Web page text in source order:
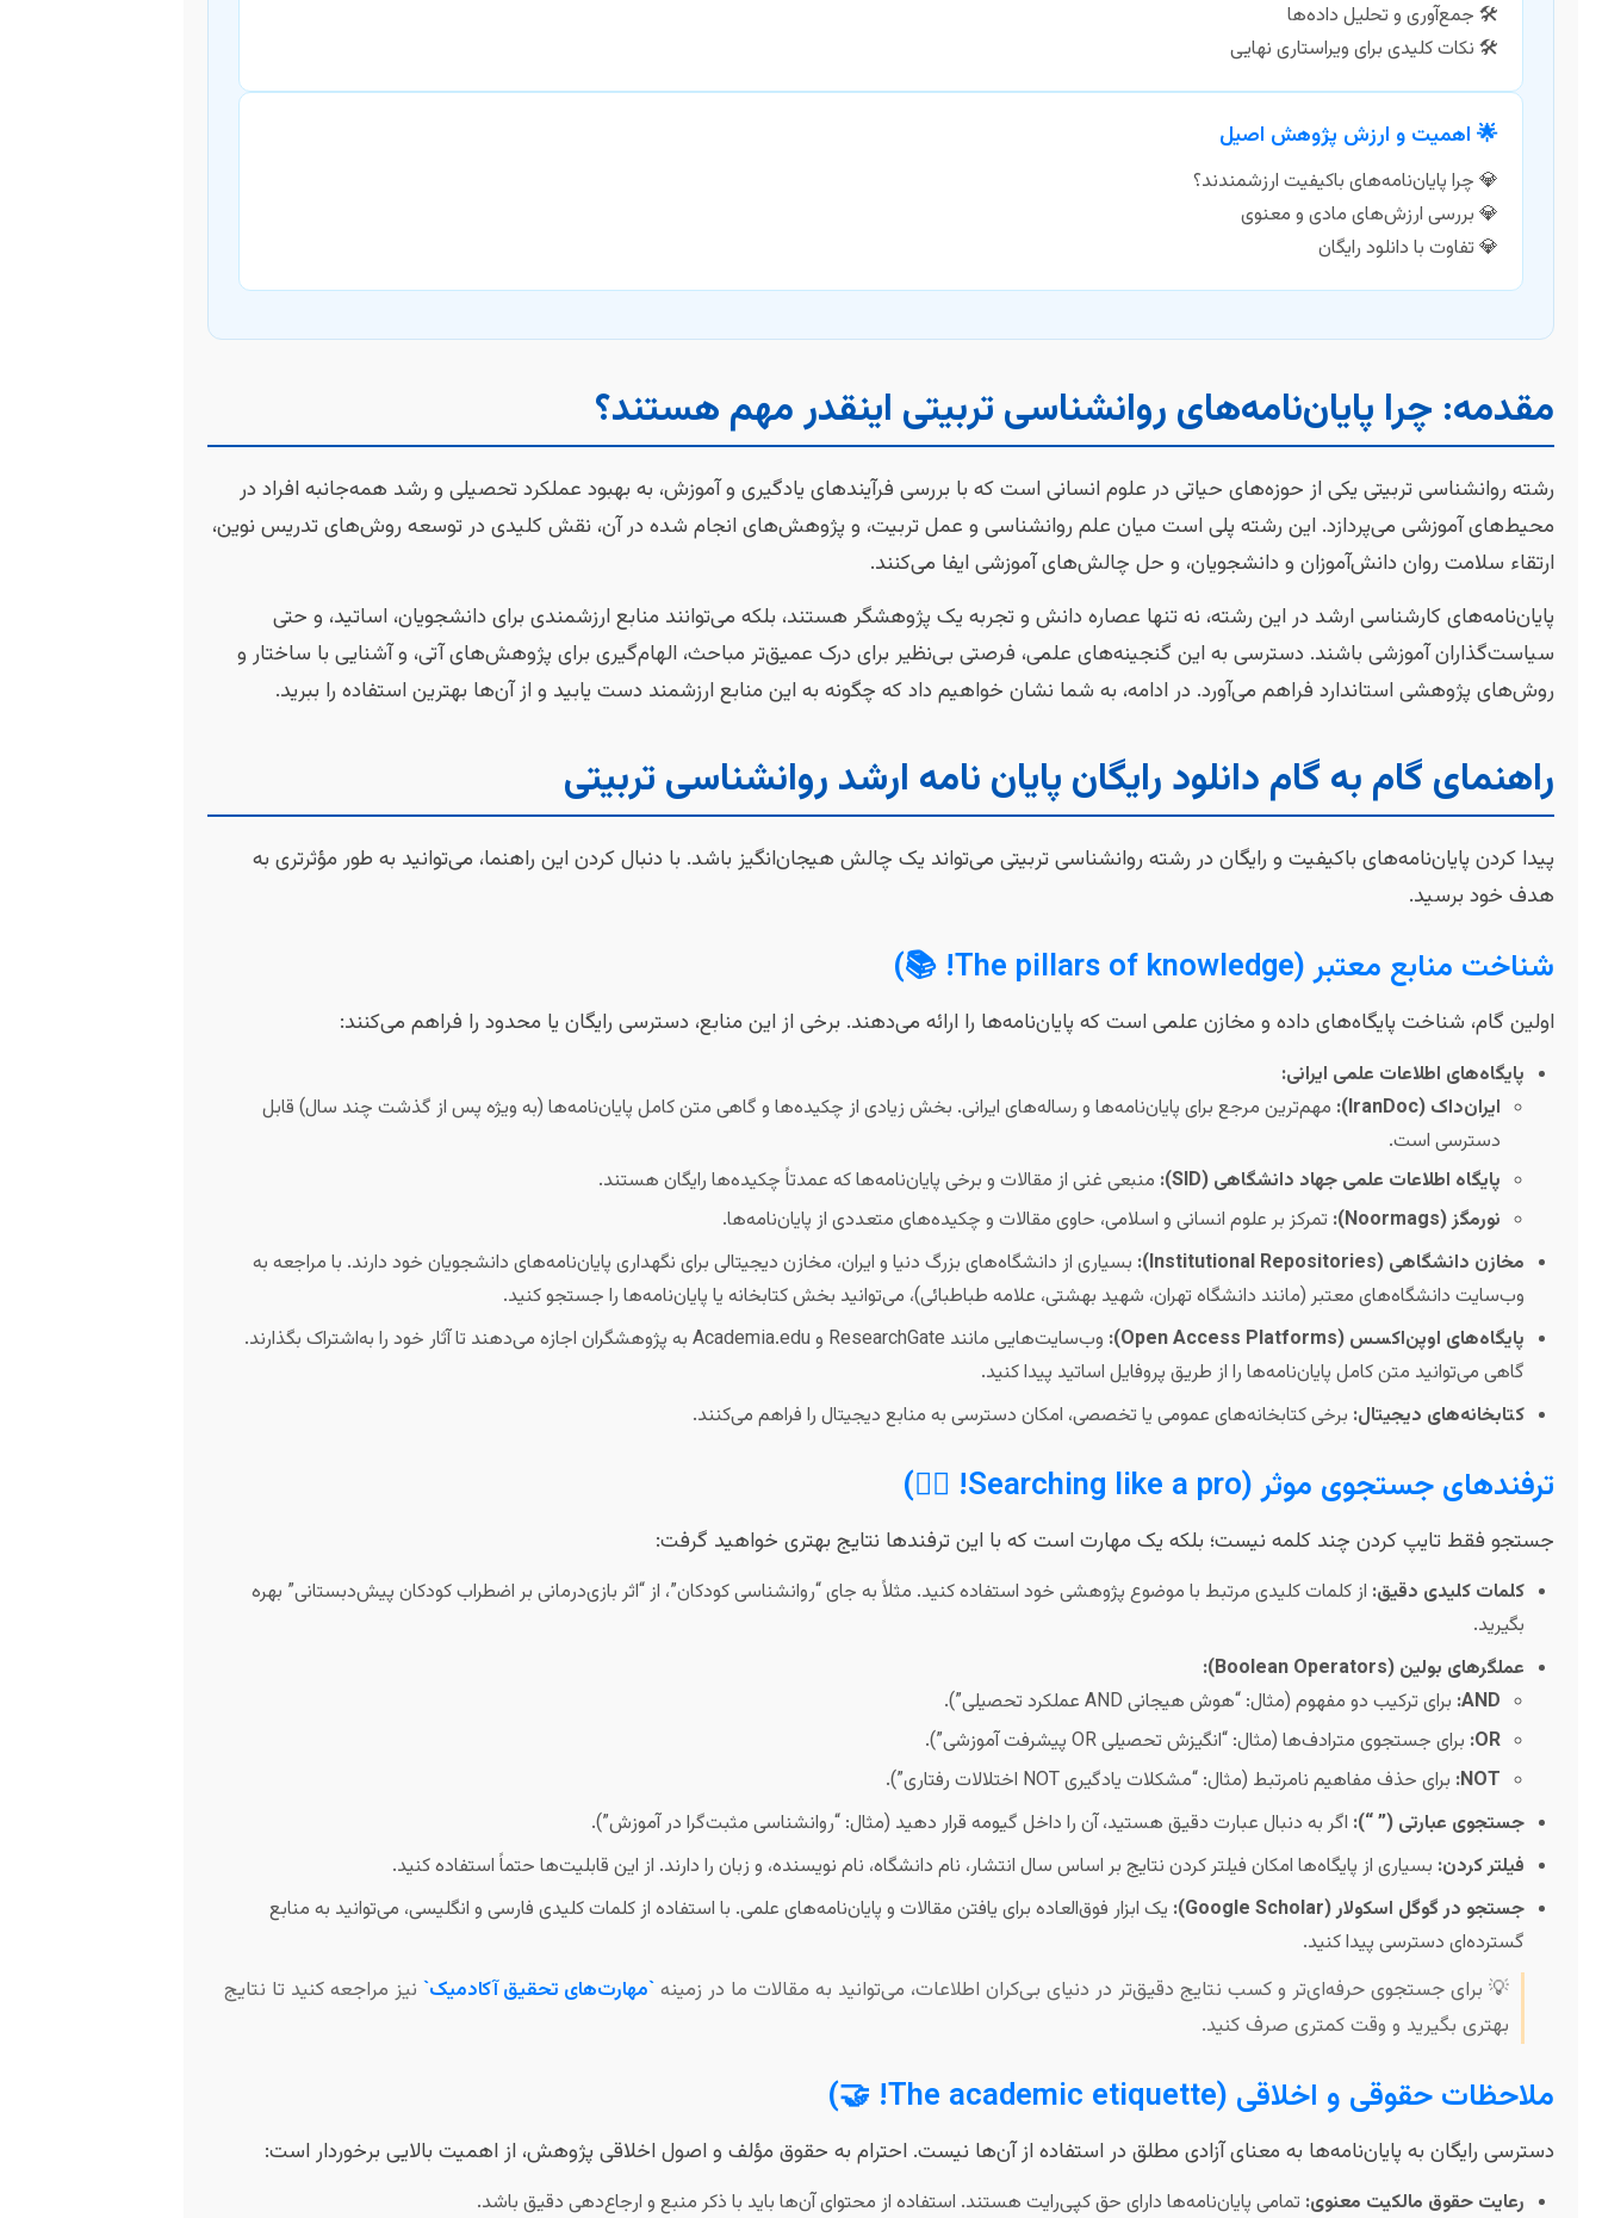
جمع‌آوری و تحلیل داده‌ها
نکات کلیدی برای ویراستاری نهایی
🌟 اهمیت و ارزش پژوهش اصیل
چرا پایان‌نامه‌های باکیفیت ارزشمندند؟
بررسی ارزش‌های مادی و معنوی
تفاوت با دانلود رایگان
مقدمه: چرا پایان‌نامه‌های روانشناسی تربیتی اینقدر مهم هستند؟
رشته روانشناسی تربیتی یکی از حوزه‌های حیاتی در علوم انسانی است که با بررسی فرآیندهای یادگیری و آموزش، به بهبود عملکرد تحصیلی و رشد همه‌جانبه افراد در
محیط‌های آموزشی می‌پردازد. این رشته پلی است میان علم روانشناسی و عمل تربیت، و پژوهش‌های انجام شده در آن، نقش کلیدی در توسعه روش‌های تدریس نوین،
ارتقاء سلامت روان دانش‌آموزان و دانشجویان، و حل چالش‌های آموزشی ایفا می‌کنند.
پایان‌نامه‌های کارشناسی ارشد در این رشته، نه تنها عصاره دانش و تجربه یک پژوهشگر هستند، بلکه می‌توانند منابع ارزشمندی برای دانشجویان، اساتید، و حتی
سیاست‌گذاران آموزشی باشند. دسترسی به این گنجینه‌های علمی، فرصتی بی‌نظیر برای درک عمیق‌تر مباحث، الهام‌گیری برای پژوهش‌های آتی، و آشنایی با ساختار و
روش‌های پژوهشی استاندارد فراهم می‌آورد. در ادامه، به شما نشان خواهیم داد که چگونه به این منابع ارزشمند دست یابید و از آن‌ها بهترین استفاده را ببرید.
راهنمای گام به گام دانلود رایگان پایان نامه ارشد روانشناسی تربیتی
پیدا کردن پایان‌نامه‌های باکیفیت و رایگان در رشته روانشناسی تربیتی می‌تواند یک چالش هیجان‌انگیز باشد. با دنبال کردن این راهنما، می‌توانید به طور مؤثرتری به
هدف خود برسید.
شناخت منابع معتبر (The pillars of knowledge! 📚)
اولین گام، شناخت پایگاه‌های داده و مخازن علمی است که پایان‌نامه‌ها را ارائه می‌دهند. برخی از این منابع، دسترسی رایگان یا محدود را فراهم می‌کنند:
پایگاه‌های اطلاعات علمی ایرانی:
ایران‌داک (IranDoc):
مهم‌ترین مرجع برای پایان‌نامه‌ها و رساله‌های ایرانی. بخش زیادی از چکیده‌ها و گاهی متن کامل پایان‌نامه‌ها (به ویژه پس از گذشت چند سال) قابل
دسترسی است.
پایگاه اطلاعات علمی جهاد دانشگاهی (SID):
منبعی غنی از مقالات و برخی پایان‌نامه‌ها که عمدتاً چکیده‌ها رایگان هستند.
نورمگز (Noormags):
تمرکز بر علوم انسانی و اسلامی، حاوی مقالات و چکیده‌های متعددی از پایان‌نامه‌ها.
مخازن دانشگاهی (Institutional Repositories):
بسیاری از دانشگاه‌های بزرگ دنیا و ایران، مخازن دیجیتالی برای نگهداری پایان‌نامه‌های دانشجویان خود دارند. با مراجعه به
وب‌سایت دانشگاه‌های معتبر (مانند دانشگاه تهران، شهید بهشتی، علامه طباطبائی)، می‌توانید بخش کتابخانه یا پایان‌نامه‌ها را جستجو کنید.
پایگاه‌های اوپن‌اکسس (Open Access Platforms):
وب‌سایت‌هایی مانند ResearchGate و Academia.edu به پژوهشگران اجازه می‌دهند تا آثار خود را به‌اشتراک بگذارند.
گاهی می‌توانید متن کامل پایان‌نامه‌ها را از طریق پروفایل اساتید پیدا کنید.
کتابخانه‌های دیجیتال: برخی کتابخانه‌های عمومی یا تخصصی، امکان دسترسی به منابع دیجیتال را فراهم می‌کنند.
ترفندهای جستجوی موثر (Searching like a pro! 🕵️‍♀️)
جستجو فقط تایپ کردن چند کلمه نیست؛ بلکه یک مهارت است که با این ترفندها نتایج بهتری خواهید گرفت:
کلمات کلیدی دقیق: از کلمات کلیدی مرتبط با موضوع پژوهشی خود استفاده کنید. مثلاً به جای “روانشناسی کودکان”، از “اثر بازی‌درمانی بر اضطراب کودکان پیش‌دبستانی” بهره
بگیرید.
عملگرهای بولین (Boolean Operators):
AND: برای ترکیب دو مفهوم (مثال: “هوش هیجانی AND عملکرد تحصیلی”).
OR: برای جستجوی مترادف‌ها (مثال: “انگیزش تحصیلی OR پیشرفت آموزشی”).
NOT: برای حذف مفاهیم نامرتبط (مثال: “مشکلات یادگیری NOT اختلالات رفتاری”).
جستجوی عبارتی (” “): اگر به دنبال عبارت دقیق هستید، آن را داخل گیومه قرار دهید (مثال: “روانشناسی مثبت‌گرا در آموزش”).
فیلتر کردن: بسیاری از پایگاه‌ها امکان فیلتر کردن نتایج بر اساس سال انتشار، نام دانشگاه، نام نویسنده، و زبان را دارند. از این قابلیت‌ها حتماً استفاده کنید.
جستجو در گوگل اسکولار (Google Scholar):
یک ابزار فوق‌العاده برای یافتن مقالات و پایان‌نامه‌های علمی. با استفاده از کلمات کلیدی فارسی و انگلیسی، می‌توانید به منابع
گسترده‌ای دسترسی پیدا کنید.
💡 برای جستجوی حرفه‌ای‌تر و کسب نتایج دقیق‌تر در دنیای بی‌کران اطلاعات، می‌توانید به مقالات ما در زمینه`مهارت‌های تحقیق آکادمیک` نیز مراجعه کنید تا نتایج
بهتری بگیرید و وقت کمتری صرف کنید.
ملاحظات حقوقی و اخلاقی (The academic etiquette! 🤝)
دسترسی رایگان به پایان‌نامه‌ها به معنای آزادی مطلق در استفاده از آن‌ها نیست. احترام به حقوق مؤلف و اصول اخلاقی پژوهش، از اهمیت بالایی برخوردار است:
رعایت حقوق مالکیت معنوی: تمامی پایان‌نامه‌ها دارای حق کپی‌رایت هستند. استفاده از محتوای آن‌ها باید با ذکر منبع و ارجاع‌دهی دقیق باشد.